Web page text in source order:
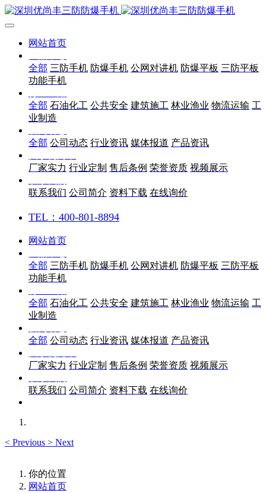
网站首页
全部 三防手机 防爆手机 公网对讲机 防爆平板 三防平板
功能手机
全部 石油化工 公共安全 建筑施工 林业渔业 物流运输 工
业制造
全部 公司动态 行业资讯 媒体报道 产品资讯
厂家实力 行业定制 售后条例 荣誉资质 视频展示
联系我们 公司简介 资料下载 在线询价
TEL：400-801-8894
网站首页
全部 三防手机 防爆手机 公网对讲机 防爆平板 三防平板
功能手机
全部 石油化工 公共安全 建筑施工 林业渔业 物流运输 工
业制造
全部 公司动态 行业资讯 媒体报道 产品资讯
厂家实力 行业定制 售后条例 荣誉资质 视频展示
联系我们 公司简介 资料下载 在线询价
< Previous > Next
你的位置
网站首页